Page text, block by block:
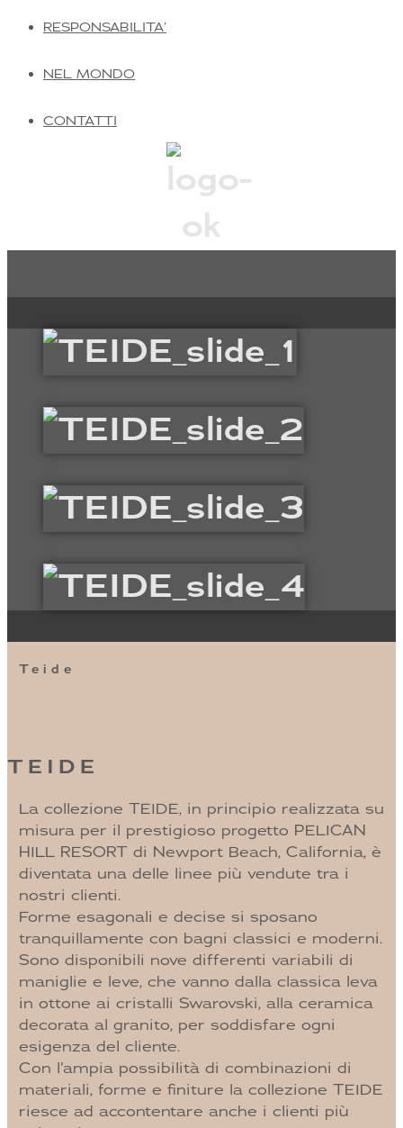
RESPONSABILITA’
NEL MONDO
CONTATTI
Teide
TEIDE
La collezione TEIDE, in principio realizzata su
misura per il prestigioso progetto PELICAN
HILL RESORT di Newport Beach, California, è
diventata una delle linee più vendute tra i
nostri clienti.
Forme esagonali e decise si sposano
tranquillamente con bagni classici e moderni.
Sono disponibili nove differenti variabili di
maniglie e leve, che vanno dalla classica leva
in ottone ai cristalli Swarovski, alla ceramica
decorata al granito, per soddisfare ogni
esigenza del cliente.
Con l’ampia possibilità di combinazioni di
materiali, forme e finiture la collezione TEIDE
riesce ad accontentare anche i clienti più